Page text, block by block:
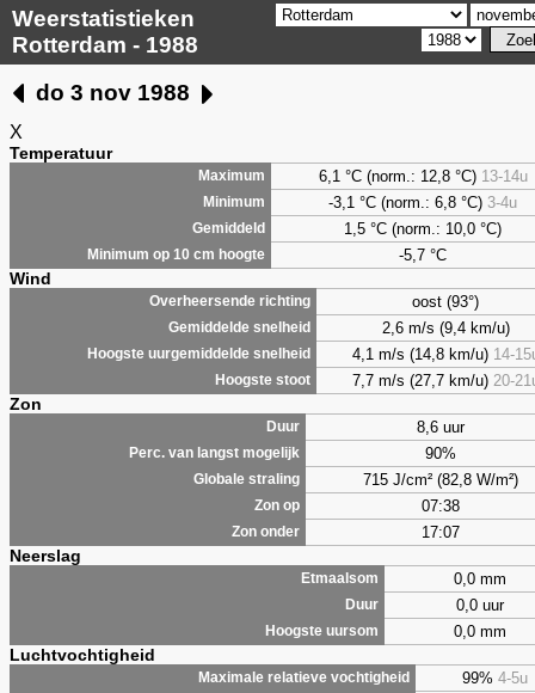
Weerstatistieken
Rotterdam - 1988
do 3 nov 1988
X
Temperatuur
Maximum 6,1 °C (norm.: 12,8 °C) 13-14u
Minimum -3,1 °C (norm.: 6,8 °C) 3-4u
Gemiddeld 1,5 °C (norm.: 10,0 °C)
Minimum op 10 cm hoogte -5,7 °C
Wind
Overheersende richting oost (93°)
Gemiddelde snelheid 2,6 m/s (9,4 km/u)
Hoogste uurgemiddelde snelheid 4,1 m/s (14,8 km/u) 14-
Hoogste stoot 7,7 m/s (27,7 km/u) 20-
Zon
Duur 8,6 uur
Perc. van langst mogelijk 90%
Globale straling 715 J/cm² (82,8 W/m²)
Zon op 07:38
Zon onder 17:07
Neerslag
Etmaalsom 0,0 mm
Duur 0,0 uur
Hoogste uursom 0,0 mm
Luchtvochtigheid
Maximale relatieve vochtigheid 99% 4-5u